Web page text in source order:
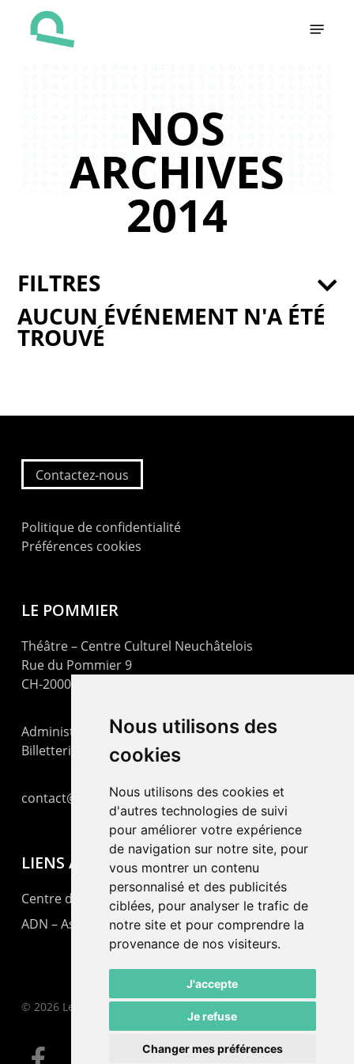
Nous utilisons des
cookies
Nous utilisons des cookies et
d'autres technologies de suivi
pour améliorer votre expérience
de navigation sur notre site, pour
vous montrer un contenu
personnalisé et des publicités
ciblées, pour analyser le trafic de
notre site et pour comprendre la
provenance de nos visiteurs.
J'accepte
Je refuse
Changer mes préférences
NOS
ARCHIVES
2014
AUCUN ÉVÉNEMENT N'A ÉTÉ
TROUVÉ
FILTRES
Contactez-nous
Politique de confidentialité
Préférences cookies
LE POMMIER
Théâtre – Centre Culturel Neuchâtelois
Rue du Pommier 9
CH-2000 Neuchâtel
Administration : +41 32 725 03 03
Billetterie : +41 32 725 05 05
contact@lepommier.ch
LIENS AMIS
Centre de culture ABC
ADN – Association Danse Neuchâtel
© 2026 Le Pommier.
facebook email